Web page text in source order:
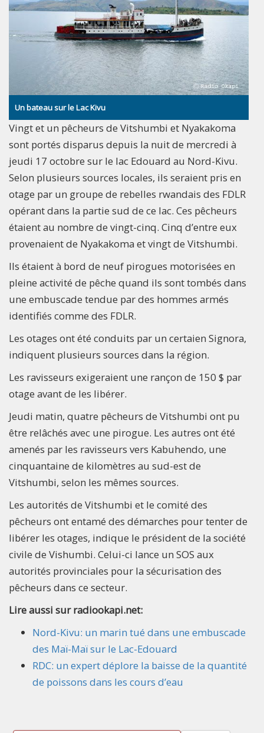
Un bateau sur le Lac Kivu
Vingt et un pêcheurs de Vitshumbi et Nyakakoma
sont portés disparus depuis la nuit de mercredi à
jeudi 17 octobre sur le lac Edouard au Nord-Kivu.
Selon plusieurs sources locales, ils seraient pris en
otage par un groupe de rebelles rwandais des FDLR
opérant dans la partie sud de ce lac. Ces pêcheurs
étaient au nombre de vingt-cinq. Cinq d’entre eux
provenaient de Nyakakoma et vingt de Vitshumbi.
Ils étaient à bord de neuf pirogues motorisées en
pleine activité de pêche quand ils sont tombés dans
une embuscade tendue par des hommes armés
identifiés comme des FDLR.
Les otages ont été conduits par un certaien Signora,
indiquent plusieurs sources dans la région.
Les ravisseurs exigeraient une rançon de 150 $ par
otage avant de les libérer.
Jeudi matin, quatre pêcheurs de Vitshumbi ont pu
être relâchés avec une pirogue. Les autres ont été
amenés par les ravisseurs vers Kabuhendo, une
cinquantaine de kilomètres au sud-est de
Vitshumbi, selon les mêmes sources.
Les autorités de Vitshumbi et le comité des
pêcheurs ont entamé des démarches pour tenter de
libérer les otages, indique le président de la société
civile de Vishumbi. Celui-ci lance un SOS aux
autorités provinciales pour la sécurisation des
pêcheurs dans ce secteur.
Lire aussi sur radiookapi.net:
Nord-Kivu: un marin tué dans une embuscade
des Maï-Maï sur le Lac-Edouard
RDC: un expert déplore la baisse de la quantité
de poissons dans les cours d’eau